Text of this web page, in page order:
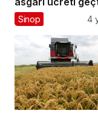
Sinop 4